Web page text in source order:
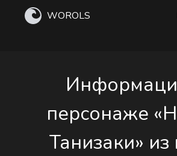
WOROLS
персонаже
Танизаки» из